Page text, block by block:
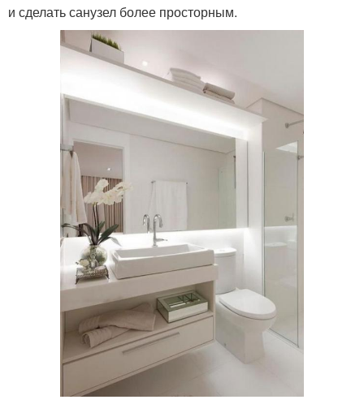
и сделать санузел более просторным.